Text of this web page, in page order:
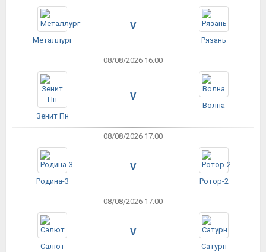
Металлург
V
Рязань
08/08/2026 16:00
Зенит Пн
V
Волна
08/08/2026 17:00
Родина-3
V
Ротор-2
08/08/2026 17:00
Салют
V
Сатурн